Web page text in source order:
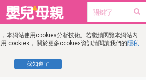
本網站使用cookies分析技術。若繼續閱覽本網站內
cookies， 關於更多cookies資訊請閱讀我們的隱私
我知道了